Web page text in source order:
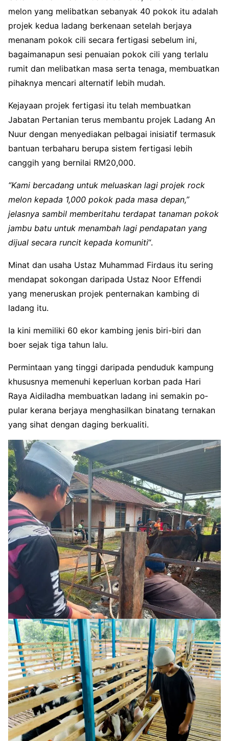
melon yang melibatkan sebanyak 40 pokok itu adalah
projek kedua ladang berkenaan setelah berjaya
menanam pokok cili secara fertigasi sebelum ini,
bagaimanapun sesi penuaian pokok cili yang terlalu
rumit dan melibatkan masa serta tenaga, membuatkan
pihaknya mencari alternatif lebih mudah.
Kejayaan projek fertigasi itu telah membuatkan
Jabatan Pertanian terus membantu projek Ladang An
Nuur dengan menyediakan pelbagai inisiatif terma­suk
bantuan terbaharu berupa sistem fertigasi lebih
canggih yang bernilai RM20,000.
“Kami bercadang untuk meluaskan lagi projek rock
me­lon kepada 1,000 pokok pada masa depan,”
jelasnya sambil memberi­tahu terdapat tanaman pokok
jambu batu untuk menambah lagi pendapatan yang
dijual secara runcit kepada komuniti“.
Minat dan usaha Ustaz Muhammad Firdaus itu sering
mendapat sokongan daripada Ustaz Noor Effendi
yang meneruskan projek penternakan kambing di
ladang itu.
Ia kini memiliki 60 ekor kam­bing jenis biri-biri dan
boer sejak tiga tahun lalu.
Permintaan yang tinggi daripada penduduk kampung
khususnya memenuhi keperluan korban pada Hari
Raya Aidiladha membuatkan ladang ini semakin po­
pular kerana berjaya menghasilkan binatang ternakan
yang sihat dengan daging berkualiti.